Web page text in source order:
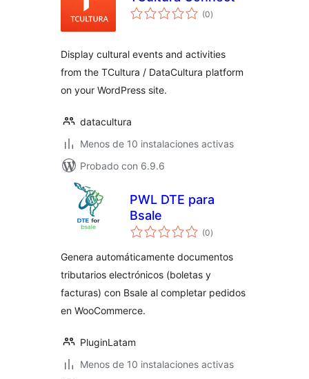
(0valoraciones
en
)
Display cultural events and activities
from the TCultura / DataCultura platform
on your WordPress site.
datacultura
Menos de 10 instalaciones activas
Probado con 6.9.6
PWL DTE para
Bsale
(0valoraciones
en
)
Genera automáticamente documentos
tributarios electrónicos (boletas y
facturas) con Bsale al completar pedidos
en WooCommerce.
PluginLatam
Menos de 10 instalaciones activas